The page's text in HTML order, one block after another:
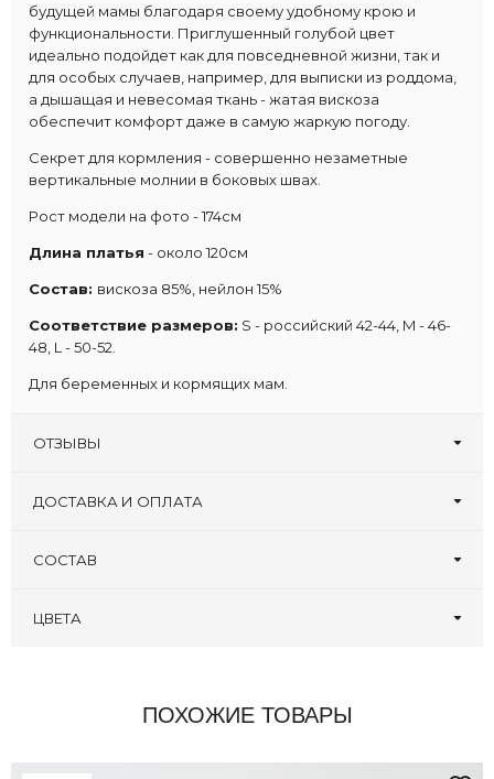
будущей мамы благодаря своему удобному крою и
функциональности. Приглушенный голубой цвет
идеально подойдет как для повседневной жизни, так и
для особых случаев, например, для выписки из роддома,
а дышащая и невесомая ткань - жатая вискоза
обеспечит комфорт даже в самую жаркую погоду.
Секрет для кормления - совершенно незаметные
вертикальные молнии в боковых швах.
Рост модели на фото - 174см
Длина платья - около 120см
Состав: вискоза 85%, нейлон 15%
Соответствие размеров: S - российский 42-44, M - 46-
48, L - 50-52.
Для беременных и кормящих мам.
ОТЗЫВЫ
Оставьте первый отзыв!
ДОСТАВКА И ОПЛАТА
СОСТАВ
ЦВЕТА
ПОХОЖИЕ ТОВАРЫ